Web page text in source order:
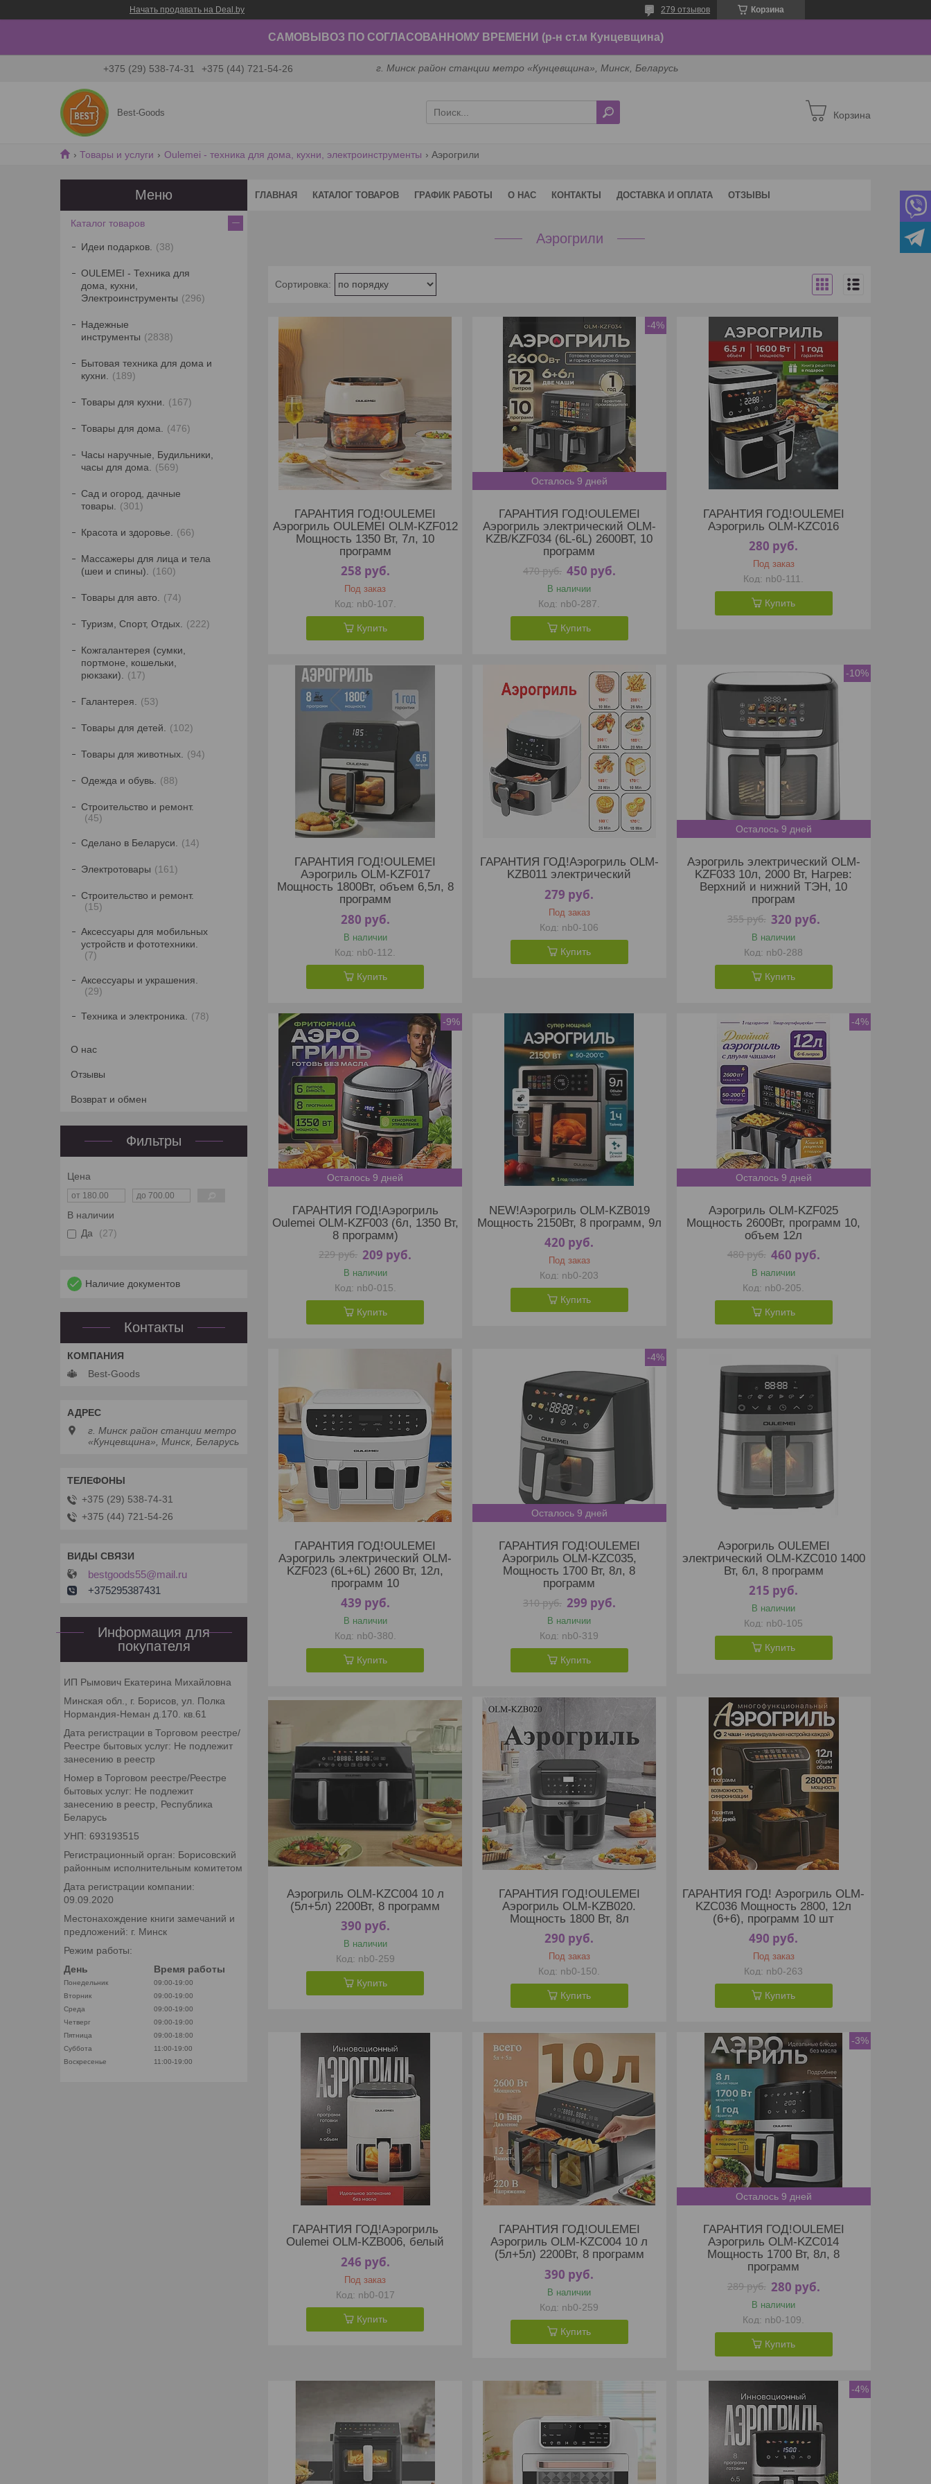
Начать продавать на Deal.by Корзина
279 отзывов
САМОВЫВОЗ ПО СОГЛАСОВАННОМУ ВРЕМЕНИ (р-н ст.м Кунцевщина)
+375 (29) 538-74-31 +375 (44) 721-54-26 г. Минск район станции метро «Кунцевщина», Минск, Беларусь
Best-Goods Корзина
Товары и услуги Oulemei - техника для дома, кухни, электроинструменты Аэрогрили
ГЛАВНАЯ КАТАЛОГ ТОВАРОВ ГРАФИК РАБОТЫ О НАС КОНТАКТЫ ДОСТАВКА И ОПЛАТА ОТЗЫВЫ
Аэрогрили
ГАРАНТИЯ ГОД!OULEMEI
Аэрогриль OULEMEI OLM-KZF012
Мощность 1350 Вт, 7л, 10
программ
258 руб.
Под заказ
nb0-107.
Купить
-4%
Осталось 9 дней
ГАРАНТИЯ ГОД!OULEMEI
Аэрогриль электрический OLM-
KZB/KZF034 (6L-6L) 2600ВТ, 10
программ
470руб. 450 руб.
В наличии
nb0-287.
Купить
ГАРАНТИЯ ГОД!OULEMEI
Аэрогриль OLM-KZC016
280 руб.
Под заказ
nb0-111.
Купить
ГАРАНТИЯ ГОД!OULEMEI
Аэрогриль OLM-KZF017
Мощность 1800Вт, объем 6,5л, 8
программ
280 руб.
В наличии
nb0-112.
Купить
ГАРАНТИЯ ГОД!Аэрогриль OLM-
KZB011 электрический
279 руб.
Под заказ
nb0-106
Купить
-10%
Осталось 9 дней
Аэрогриль электрический OLM-
KZF033 10л, 2000 Вт, Нагрев:
Верхний и нижний ТЭН, 10
програм
355руб. 320 руб.
В наличии
nb0-288
Купить
-9%
Осталось 9 дней
ГАРАНТИЯ ГОД!Аэрогриль
Oulemei OLM-KZF003 (6л, 1350 Вт,
8 программ)
229руб. 209 руб.
В наличии
nb0-015.
Купить
NEW!Аэрогриль OLM-KZB019
Мощность 2150Вт, 8 программ, 9л
420 руб.
Под заказ
nb0-203
Купить
-4%
Осталось 9 дней
Аэрогриль OLM-KZF025
Мощность 2600Вт, программ 10,
объем 12л
480руб. 460 руб.
В наличии
nb0-205.
Купить
ГАРАНТИЯ ГОД!OULEMEI
Аэрогриль электрический OLM-
KZF023 (6L+6L) 2600 Вт, 12л,
программ 10
439 руб.
В наличии
nb0-380.
Купить
-4%
Осталось 9 дней
ГАРАНТИЯ ГОД!OULEMEI
Аэрогриль OLM-KZC035,
Мощность 1700 Вт, 8л, 8
программ
310руб. 299 руб.
В наличии
nb0-319
Купить
Аэрогриль OULEMEI
электрический OLM-KZC010 1400
Вт, 6л, 8 программ
215 руб.
В наличии
nb0-105
Купить
Аэрогриль OLM-KZC004 10 л
(5л+5л) 2200Вт, 8 программ
390 руб.
В наличии
nb0-259
Купить
ГАРАНТИЯ ГОД!OULEMEI
Аэрогриль OLM-KZB020.
Мощность 1800 Вт, 8л
290 руб.
Под заказ
nb0-150.
Купить
ГАРАНТИЯ ГОД! Аэрогриль OLM-
KZC036 Мощность 2800, 12л
(6+6), программ 10 шт
490 руб.
Под заказ
nb0-263
Купить
ГАРАНТИЯ ГОД!Аэрогриль
Oulemei OLM-KZB006, белый
246 руб.
Под заказ
nb0-017
Купить
ГАРАНТИЯ ГОД!OULEMEI
Аэрогриль OLM-KZC004 10 л
(5л+5л) 2200Вт, 8 программ
390 руб.
В наличии
nb0-259
Купить
-3%
Осталось 9 дней
ГАРАНТИЯ ГОД!OULEMEI
Аэрогриль OLM-KZC014
Мощность 1700 Вт, 8л, 8
программ
289руб. 280 руб.
В наличии
nb0-109.
Купить
-4%
Каталог товаров
Идеи подарков. 38
OULEMEI - Техника для
дома, кухни,
Электроинструменты
296
Надежные
инструменты
2838
Бытовая техника для дома и
кухни.
189
Товары для кухни. 167
Товары для дома. 476
Часы наручные, Будильники,
часы для дома.
569
Сад и огород, дачные
товары.
301
Красота и здоровье. 66
Массажеры для лица и тела
(шеи и спины).
160
Товары для авто. 74
Туризм, Спорт, Отдых. 222
Кожгалантерея (сумки,
портмоне, кошельки,
рюкзаки).
17
Галантерея. 53
Товары для детей. 102
Товары для животных. 94
Одежда и обувь. 88
Строительство и ремонт.
45
Сделано в Беларуси. 14
Электротовары 161
Строительство и ремонт.
15
Аксессуары для мобильных
устройств и фототехники.
7
Аксессуары и украшения.
29
Техника и электроника. 78
О нас
Отзывы
Возврат и обмен
Фильтры
Цена
В наличии
Да
27
Наличие документов
Контакты
Best-Goods
г. Минск район станции метро
«Кунцевщина», Минск, Беларусь
+375 (29) 538-74-31
+375 (44) 721-54-26
bestgoods55@mail.ru
+375295387431
Информация для
покупателя
ИП Рымович Екатерина Михайловна
Минская обл., г. Борисов, ул. Полка
Нормандия-Неман д.170. кв.61
Дата регистрации в Торговом реестре/
Реестре бытовых услуг: Не подлежит
занесению в реестр
Номер в Торговом реестре/Реестре
бытовых услуг: Не подлежит
занесению в реестр, Республика
Беларусь
УНП: 693193515
Регистрационный орган: Борисовский
районным исполнительным комитетом
Дата регистрации компании:
09.09.2020
Местонахождение книги замечаний и
предложений: г. Минск
Режим работы:
День
Время работы
Понедельник
09:00-19:00
Вторник
09:00-19:00
Среда
09:00-19:00
Четверг
09:00-19:00
Пятница
09:00-18:00
Суббота
11:00-19:00
Воскресенье
11:00-19:00